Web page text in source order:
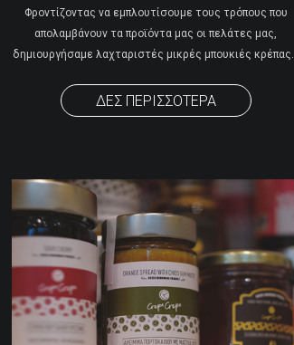
Φροντίζοντας να εμπλουτίσουμε τους τρόπους που
απολαμβάνουν τα προϊόντα μας οι πελάτες μας,
δημιουργήσαμε λαχταριστές μικρές μπουκιές κρέπας.
ΔΕΣ ΠΕΡΙΣΣΟΤΕΡΑ